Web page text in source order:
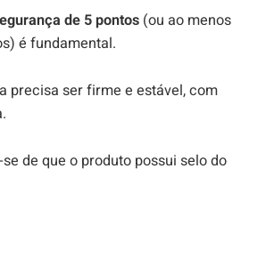
de 5 pontos(ou ao menos
é fundamental.
precisa ser firme e estável, com
de que o produto possui selo do